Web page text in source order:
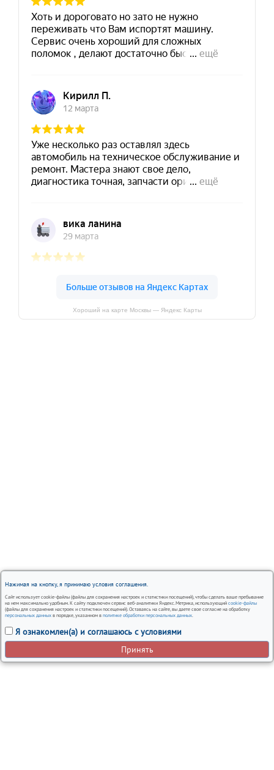
Нажимая на кнопку, я принимаю условия соглашения.
Сайт использует cookie-файлы (файлы для сохранения настроек и статистики посещений), чтобы сделать ваше пребывание
на нем максимально удобным. К сайту подключен сервис веб-аналитики Яндекс.Метрика, использующий cookie-файлы
(файлы для сохранения настроек и статистики посещений). Оставаясь на сайте, вы даете свое согласие на обработку
персональных данных в порядке, указанном в политике обработки персональных данных.
Я ознакомлен(а) и соглашаюсь с условиями
Принять
Хороший на карте Москвы — Яндекс Карты